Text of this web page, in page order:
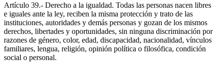
Artículo 39.- Derecho a la igualdad. Todas las personas nacen libres
e iguales ante la ley, reciben la misma protección y trato de las
instituciones, autoridades y demás personas y gozan de los mismos
derechos, libertades y oportunidades, sin ninguna discriminación por
razones de género, color, edad, discapacidad, nacionalidad, vínculos
familiares, lengua, religión, opinión política o filosófica, condición
social o personal.